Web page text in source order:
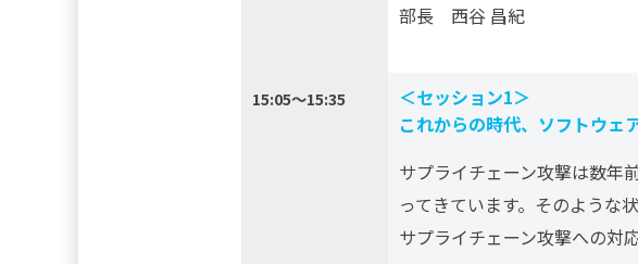
部長 西谷 昌紀
15:05～15:35
＜セッション1＞
これからの時代、ソフトウェ
サプライチェーン攻撃は数年
ってきています。そのような
サプライチェーン攻撃への対